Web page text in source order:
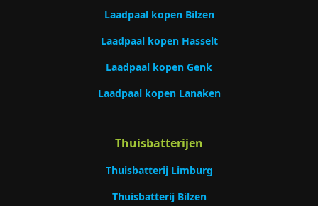
Laadpaal kopen Bilzen
Laadpaal kopen Hasselt
Laadpaal kopen Genk
Laadpaal kopen Lanaken
Thuisbatterijen
Thuisbatterij Limburg
Thuisbatterij Bilzen